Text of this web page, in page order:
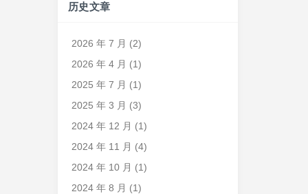
历史文章
2026 年 7 月 (2)
2026 年 4 月 (1)
2025 年 7 月 (1)
2025 年 3 月 (3)
2024 年 12 月 (1)
2024 年 11 月 (4)
2024 年 10 月 (1)
2024 年 8 月 (1)